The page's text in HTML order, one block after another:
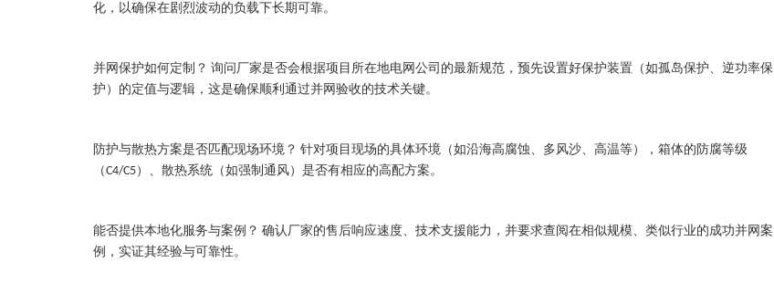
化，以确保在剧烈波动的负载下长期可靠。
并网保护如何定制？ 询问厂家是否会根据项目所在地电网公司的最新规范，预先设置好保护装置（如孤岛保护、逆功率保
护）的定值与逻辑，这是确保顺利通过并网验收的技术关键。
防护与散热方案是否匹配现场环境？ 针对项目现场的具体环境（如沿海高腐蚀、多风沙、高温等），箱体的防腐等级
（C4/C5）、散热系统（如强制通风）是否有相应的高配方案。
能否提供本地化服务与案例？ 确认厂家的售后响应速度、技术支援能力，并要求查阅在相似规模、类似行业的成功并网案
例，实证其经验与可靠性。